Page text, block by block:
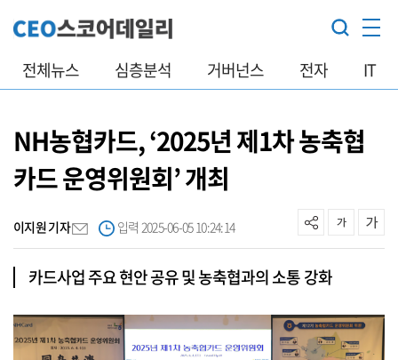
전체뉴스 심층분석 거버넌스 전자 IT
NH농협카드, ‘2025년 제1차 농축협
카드 운영위원회’ 개최
이지원 기자 입력 2025-06-05 10:24:14
카드사업 주요 현안 공유 및 농축협과의 소통 강화